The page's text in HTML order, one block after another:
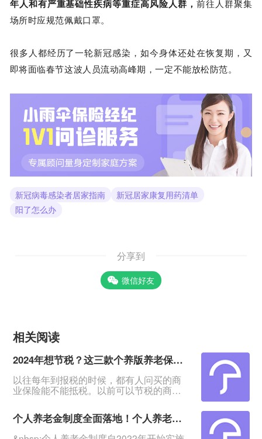
年人和有严重基础性疾病等重症高风险人群， 前往人群聚集
场所时应规范佩戴口罩。
很多人都经历了一轮新冠感染，如今身体还处在恢复期，又
即将面临春节这波人员流动高峰期，一定不能放松防范。
新冠病毒感染者居家指南
新冠居家康复用药清单
阳了怎么办
分享到
微信好友
相关阅读
2024年想节税？这三款个养版养老保险，可帮助节税360元~5400元
以往每年到报税的时候，都有人问买的商
业保险能不能抵税。以前可以节税的商业
来了！&nbsp;2024年11月1日起全国全面
落地个人养老金制度，积极应对人口老龄
化。为响应号召，各大保险公司陆续推出
个人养老金制度全面落地！个人养老金是什么，买哪款养老险好